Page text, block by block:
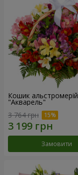
Кошик альстромерій
"Акварель"
3 764 грн
Замовити